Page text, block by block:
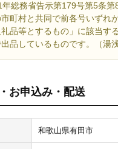
総務省告示第179号第5条第
町村と共同で前各号いずれ
品等とするもの」に該当す
品しているものです。（湯
お申込み・配送
和歌山県有田市